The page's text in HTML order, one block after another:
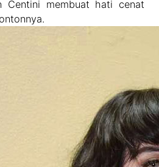
Centini membuat hati cenat